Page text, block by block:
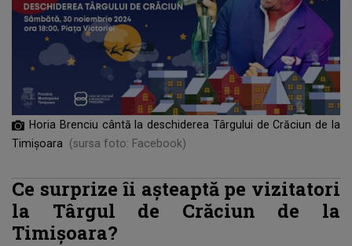
Horia Brenciu cântă la deschiderea Târgului de Crăciun de la
Timișoara (sursa foto: Facebook)
Ce surprize îi așteaptă pe vizitatori
la Târgul de Crăciun de la
Timișoara?